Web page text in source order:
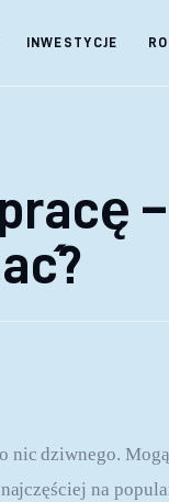
INWESTYCJE
nic dziwnego.
na